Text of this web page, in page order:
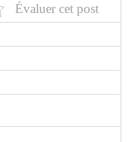
Évaluer cet post